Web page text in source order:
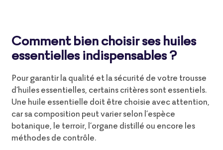
Comment bien choisir ses huiles
essentielles indispensables ?
Pour garantir la qualité et la sécurité de votre trousse
d’huiles essentielles, certains critères sont essentiels.
Une huile essentielle doit être choisie avec attention,
car sa composition peut varier selon l’espèce
botanique, le terroir, l’organe distillé ou encore les
méthodes de contrôle.